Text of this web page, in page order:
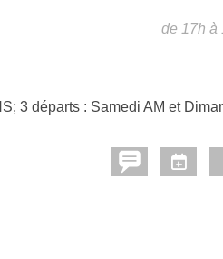
de 17h à
3 départs : Samedi AM et